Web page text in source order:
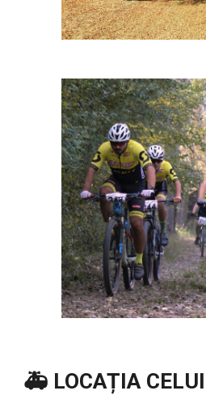
🚑 LOCAȚIA